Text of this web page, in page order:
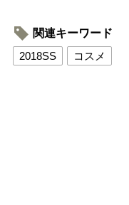
関連キーワード
2018SS
コスメ